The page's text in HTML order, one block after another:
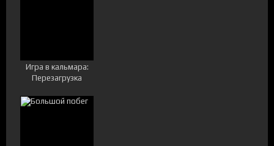
Игра в кальмара:
Перезагрузка